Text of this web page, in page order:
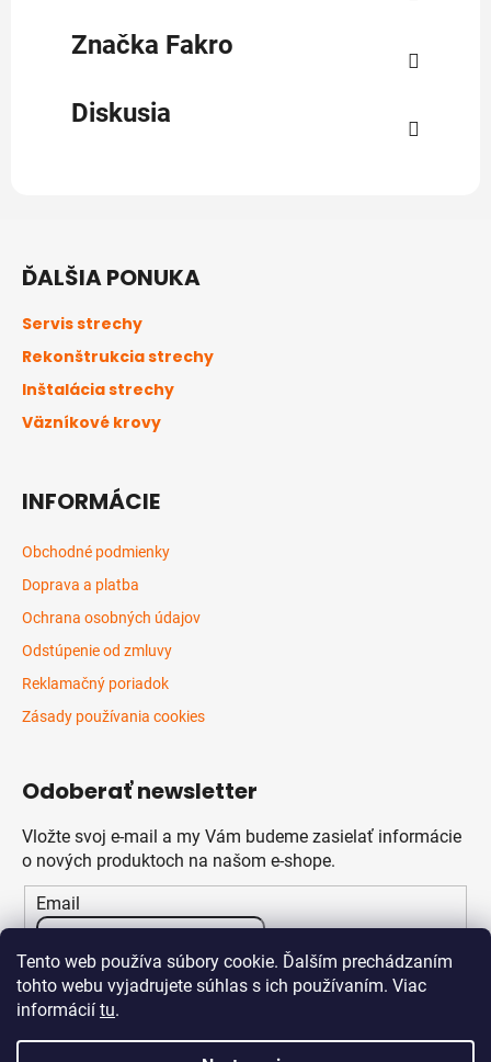
Tento web používa súbory cookie. Ďalším prechádzaním
tohto webu vyjadrujete súhlas s ich používaním. Viac
informácií tu.
Značka Fakro
Diskusia
ĎALŠIA PONUKA
Servis strechy
Rekonštrukcia strechy
Inštalácia strechy
Väzníkové krovy
INFORMÁCIE
Obchodné podmienky
Doprava a platba
Ochrana osobných údajov
Odstúpenie od zmluvy
Reklamačný poriadok
Zásady používania cookies
Odoberať newsletter
Vložte svoj e-mail a my Vám budeme zasielať informácie
o nových produktoch na našom e-shope.
Email
Vložením e-mailu súhlasíte spodmienkami ochrany
osobných údajov
PRIHLÁSIŤ SA